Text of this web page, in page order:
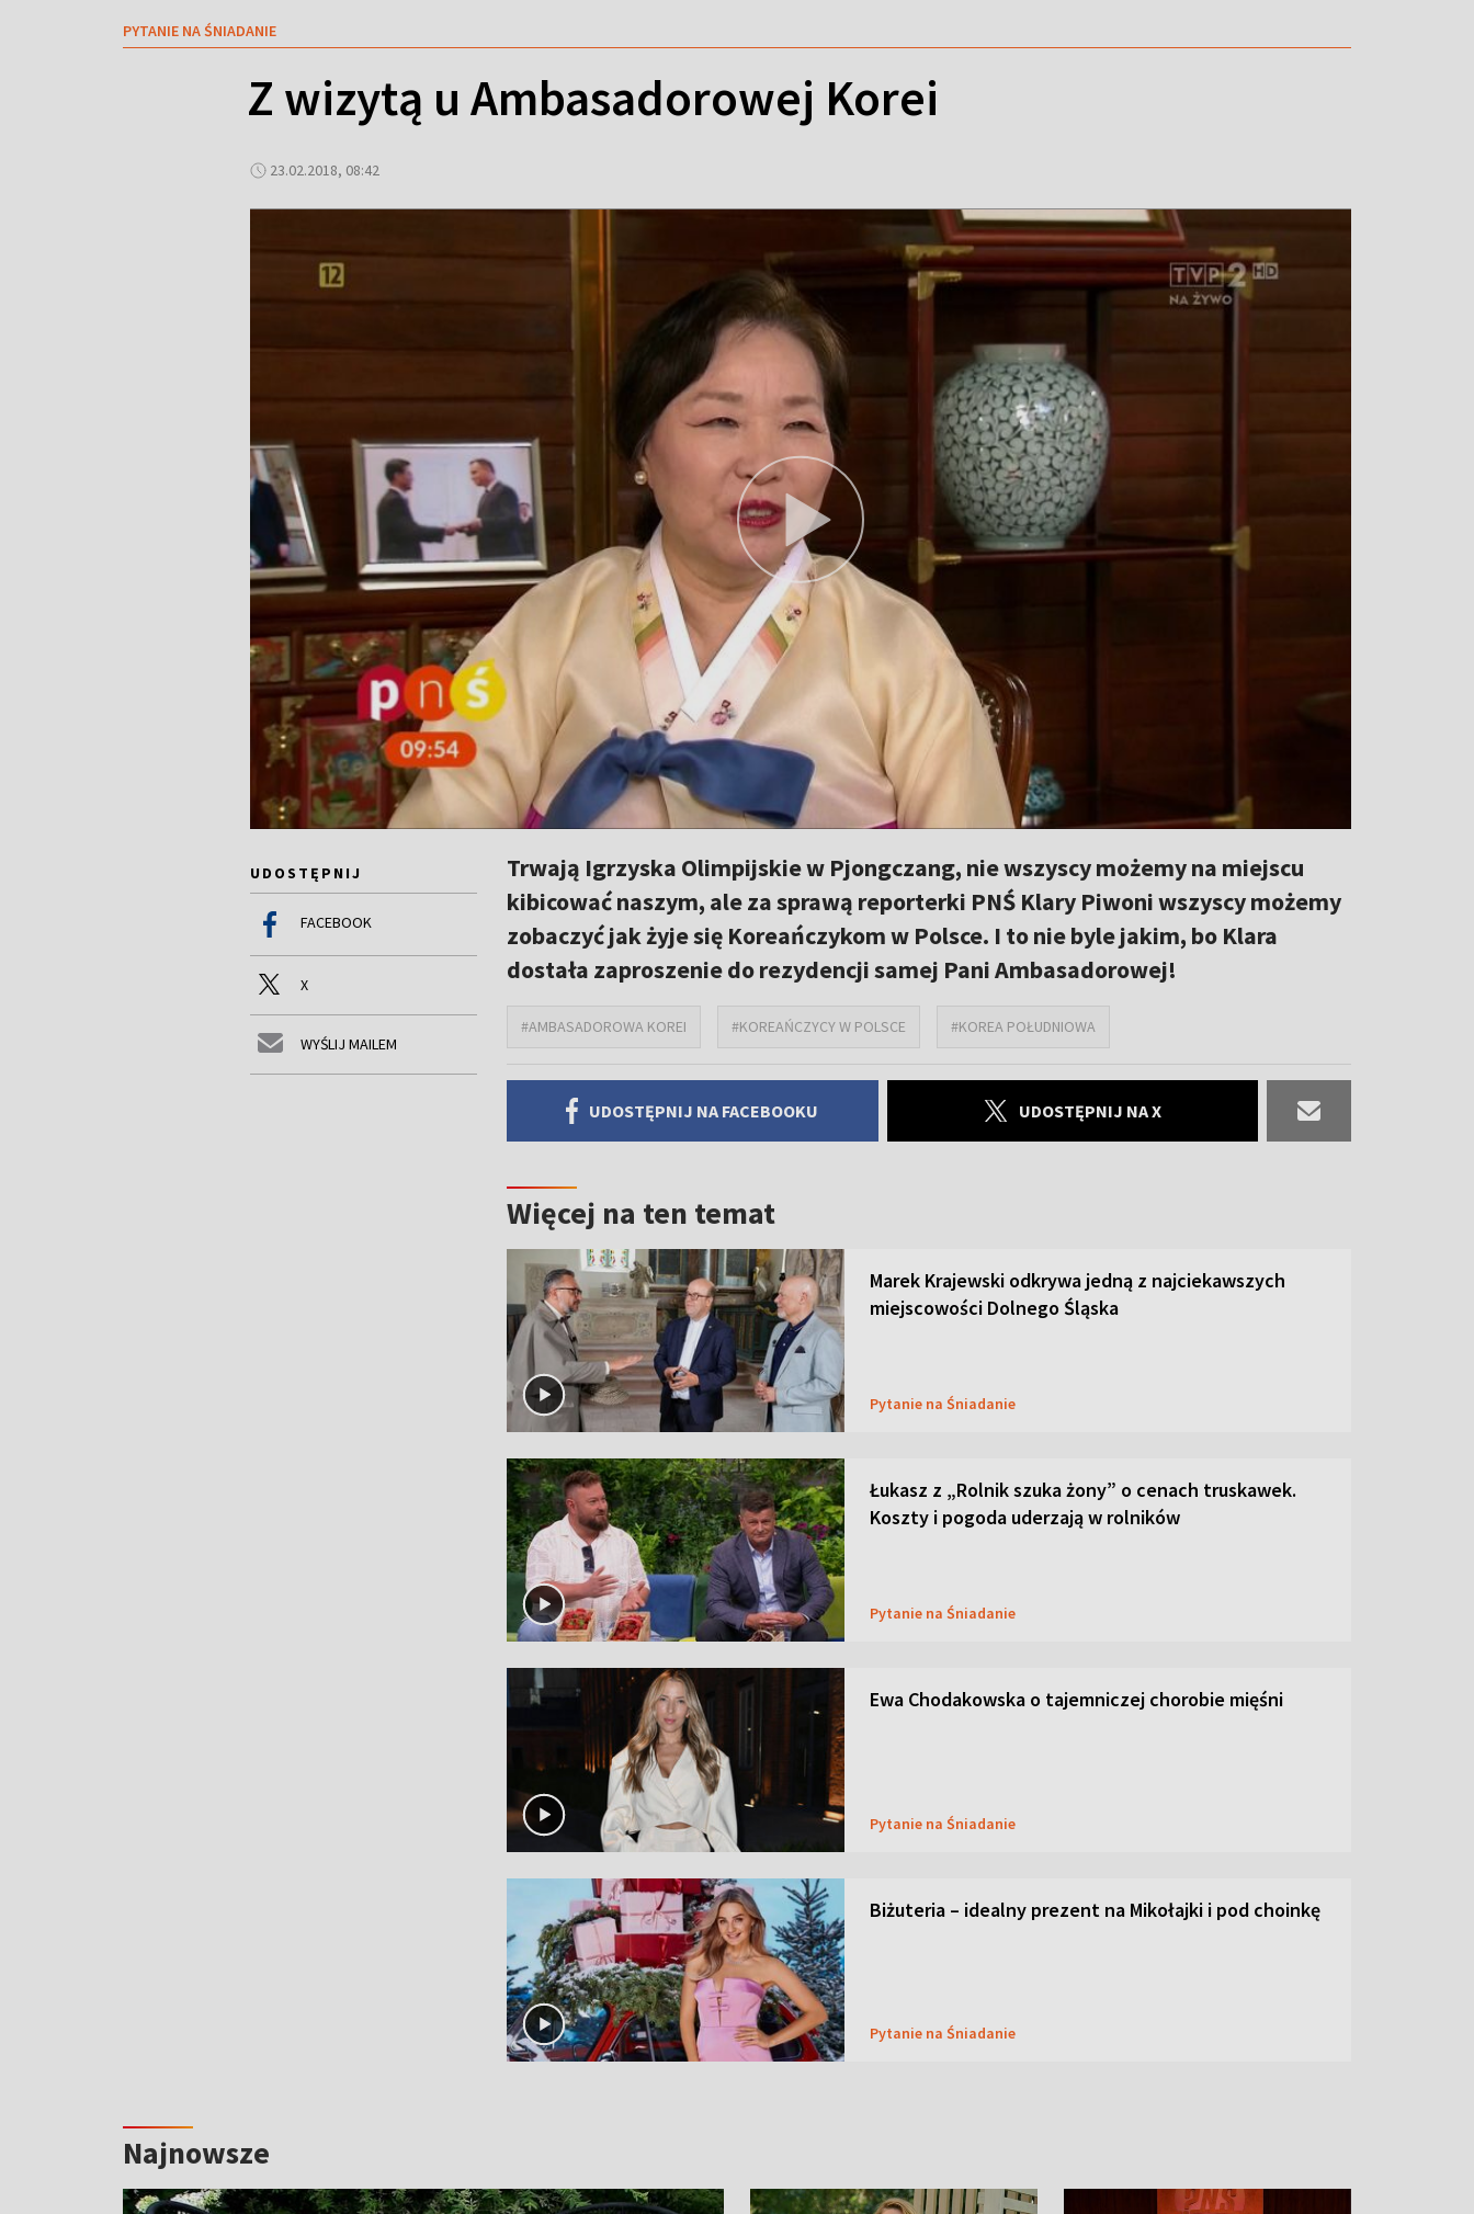
PYTANIE NA ŚNIADANIE
Z wizytą u Ambasadorowej Korei
23.02.2018, 08:42
UDOSTĘPNIJ
FACEBOOK
X
WYŚLIJ MAILEM
Trwają Igrzyska Olimpijskie w Pjongczang, nie wszyscy możemy na miejscu
kibicować naszym, ale za sprawą reporterki PNŚ Klary Piwoni wszyscy możemy
zobaczyć jak żyje się Koreańczykom w Polsce. I to nie byle jakim, bo Klara
dostała zaproszenie do rezydencji samej Pani Ambasadorowej!
#AMBASADOROWA KOREI #KOREAŃCZYCY W POLSCE #KOREA POŁUDNIOWA
UDOSTĘPNIJ NA FACEBOOKU UDOSTĘPNIJ NA X
Więcej na ten temat
Marek Krajewski odkrywa jedną z najciekawszych
miejscowości Dolnego Śląska
Pytanie na Śniadanie
Łukasz z „Rolnik szuka żony” o cenach truskawek.
Koszty i pogoda uderzają w rolników
Pytanie na Śniadanie
Ewa Chodakowska o tajemniczej chorobie mięśni
Pytanie na Śniadanie
Biżuteria – idealny prezent na Mikołajki i pod choinkę
Pytanie na Śniadanie
Najnowsze